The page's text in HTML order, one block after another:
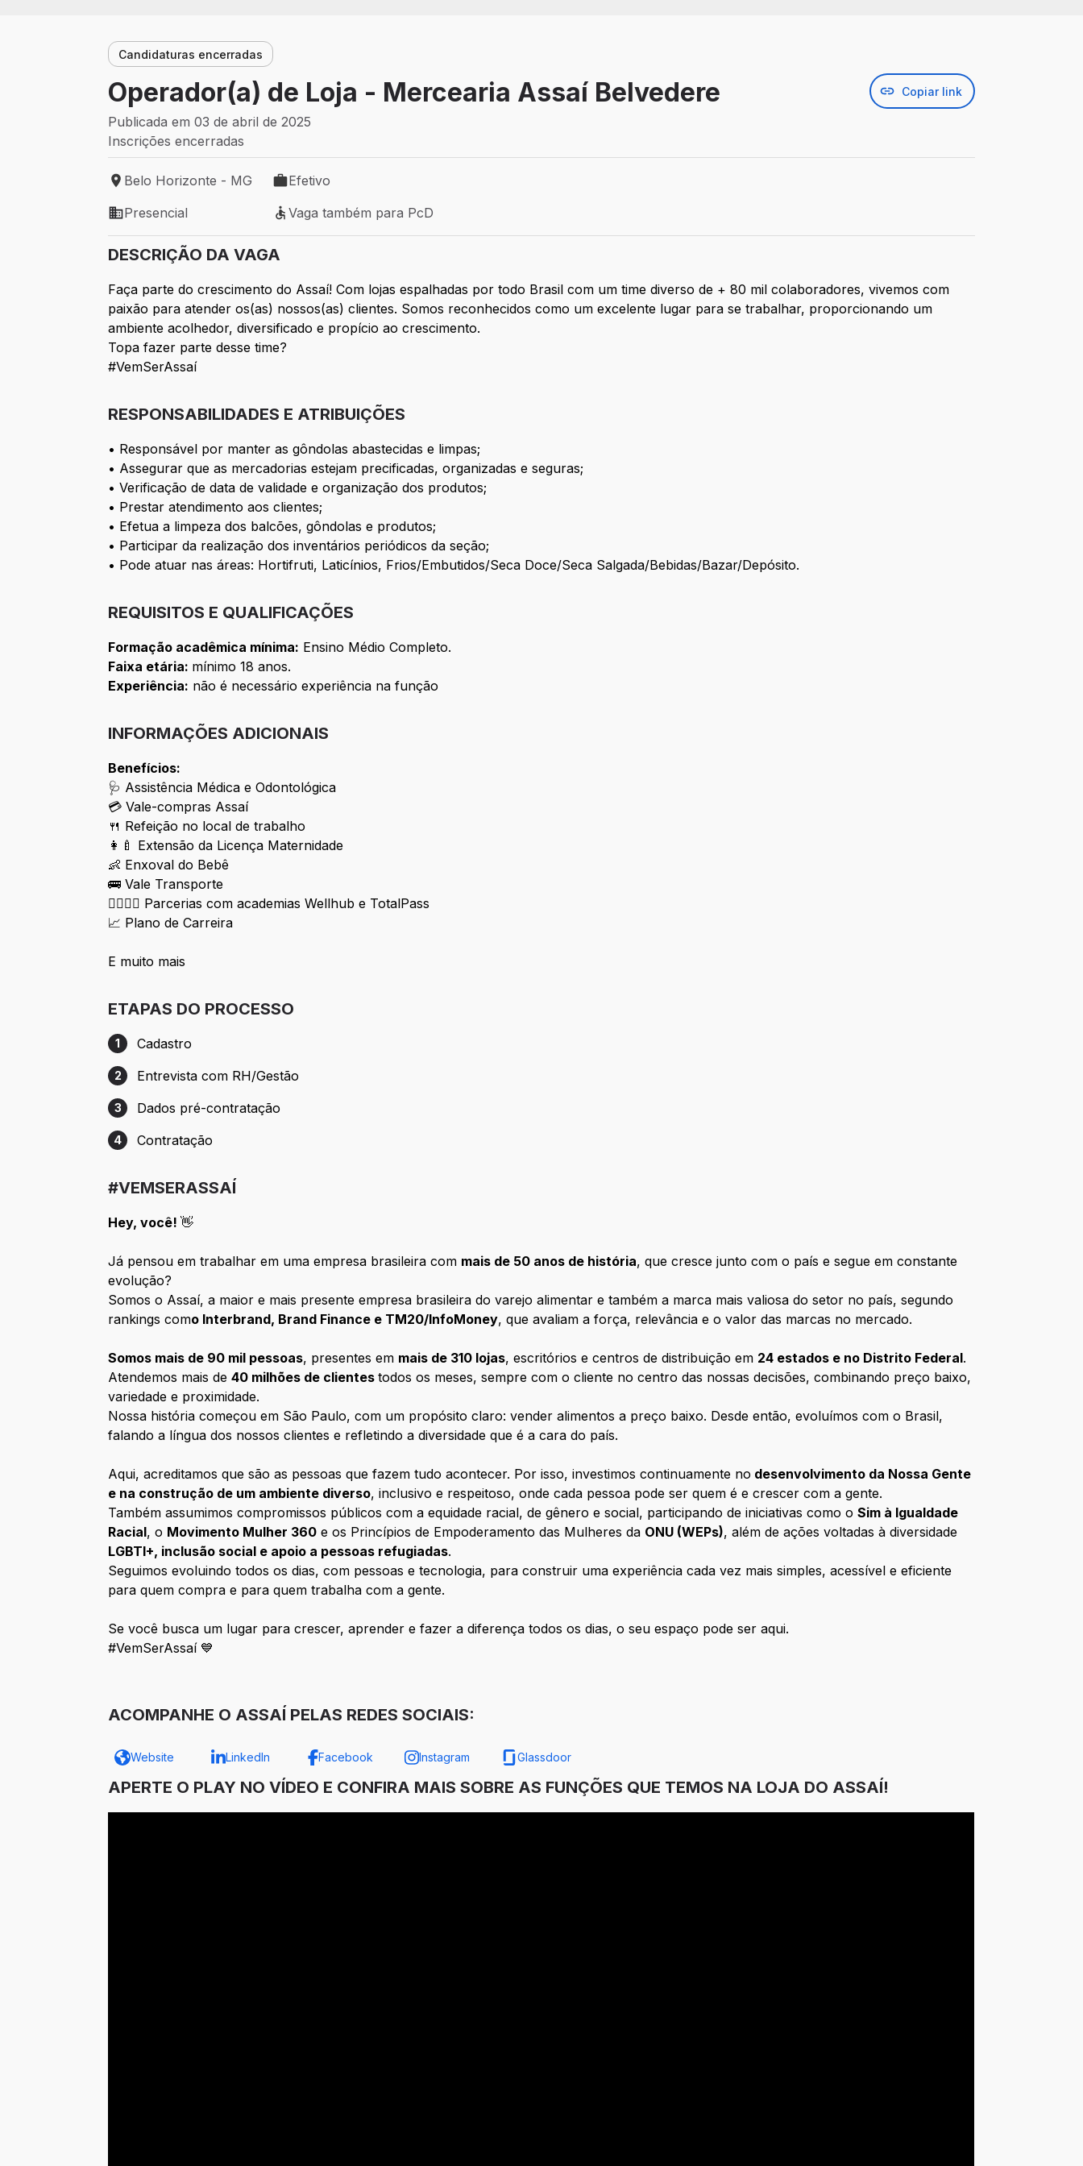
Candidaturas encerradas
Operador(a) de Loja - Mercearia Assaí Belvedere Copiar link
Publicada em 03 de abril de 2025
Inscrições encerradas
Local de trabalho: Belo Horizonte - MG
Belo Horizonte - MG
Tipo de vaga: Efetivo
Efetivo
Modelo de trabalho: Presencial
Presencial
Vaga também para PcD
Vaga também para PcD
DESCRIÇÃO DA VAGA
Faça parte do crescimento do Assaí! Com lojas espalhadas por todo Brasil com um time diverso de + 80 mil colaboradores, vivemos com
paixão para atender os(as) nossos(as) clientes. Somos reconhecidos como um excelente lugar para se trabalhar, proporcionando um
ambiente acolhedor, diversificado e propício ao crescimento.
Topa fazer parte desse time?
#VemSerAssaí
RESPONSABILIDADES E ATRIBUIÇÕES
• Responsável por manter as gôndolas abastecidas e limpas;
• Assegurar que as mercadorias estejam precificadas, organizadas e seguras;
• Verificação de data de validade e organização dos produtos;
• Prestar atendimento aos clientes;
• Efetua a limpeza dos balcões, gôndolas e produtos;
• Participar da realização dos inventários periódicos da seção;
• Pode atuar nas áreas: Hortifruti, Laticínios, Frios/Embutidos/Seca Doce/Seca Salgada/Bebidas/Bazar/Depósito.
REQUISITOS E QUALIFICAÇÕES
Formação acadêmica mínima: Ensino Médio Completo.
Faixa etária: mínimo 18 anos.
Experiência: não é necessário experiência na função
INFORMAÇÕES ADICIONAIS
Benefícios:
🩺 Assistência Médica e Odontológica
💳 Vale-compras Assaí
🍴 Refeição no local de trabalho
👩‍🍼 Extensão da Licença Maternidade
👶 Enxoval do Bebê
🚌 Vale Transporte
🏋️‍♀️🏋️‍♂️ Parcerias com academias Wellhub e TotalPass
📈 Plano de Carreira
E muito mais
ETAPAS DO PROCESSO
Etapa 1: Cadastro
1 Cadastro
Etapa 2: Entrevista com RH/Gestão
2 Entrevista com RH/Gestão
Etapa 3: Dados pré-contratação
3 Dados pré-contratação
Etapa 4: Contratação
4 Contratação
#VEMSERASSAÍ
Hey, você!👋
Já pensou em trabalhar em uma empresa brasileira com mais de 50 anos de história, que cresce junto com o país e segue em constante
evolução?
Somos o Assaí, a maior e mais presente empresa brasileira do varejo alimentar e também a marca mais valiosa do setor no país, segundo
rankings como Interbrand, Brand Finance e TM20/InfoMoney, que avaliam a força, relevância e o valor das marcas no mercado.
Somos mais de 90 mil pessoas, presentes em mais de 310 lojas, escritórios e centros de distribuição em 24 estados e no Distrito Federal.
Atendemos mais de40 milhões de clientestodos os meses, sempre com o cliente no centro das nossas decisões, combinando preço baixo,
variedade e proximidade.
Nossa história começou em São Paulo, com um propósito claro: vender alimentos a preço baixo. Desde então, evoluímos com o Brasil,
falando a língua dos nossos clientes e refletindo a diversidade que é a cara do país.
Aqui, acreditamos que são as pessoas que fazem tudo acontecer. Por isso, investimos continuamente no desenvolvimento da Nossa Gente
e na construção de um ambiente diverso, inclusivo e respeitoso, onde cada pessoa pode ser quem é e crescer com a gente.
Também assumimos compromissos públicos com a equidade racial, de gênero e social, participando de iniciativas como oSim à Igualdade
Racial, o Movimento Mulher 360 e os Princípios de Empoderamento das Mulheres da ONU (WEPs), além de ações voltadas à diversidade
LGBTI+, inclusão social e apoio a pessoas refugiadas.
Seguimos evoluindo todos os dias, com pessoas e tecnologia, para construir uma experiência cada vez mais simples, acessível e eficiente
para quem compra e para quem trabalha com a gente.
Se você busca um lugar para crescer, aprender e fazer a diferença todos os dias, o seu espaço pode ser aqui.
#VemSerAssaí 💙
ACOMPANHE O ASSAÍ PELAS REDES SOCIAIS:
Website LinkedIn Facebook Instagram Glassdoor
APERTE O PLAY NO VÍDEO E CONFIRA MAIS SOBRE AS FUNÇÕES QUE TEMOS NA LOJA DO ASSAÍ!